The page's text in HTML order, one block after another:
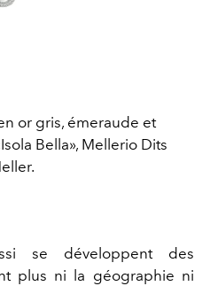
or gris, émeraude et
Bella», Mellerio Dits
se développent des
plus ni la géographie ni